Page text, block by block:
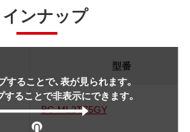
ンナップ
することで、表が見られます。
ることで非表示にできます。
型番
BC-ML2T75GY